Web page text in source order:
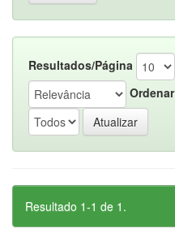
Resultados/Página
Ordenar
Resultado 1-1 de 1.